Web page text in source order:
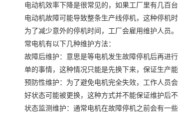
电动机效率下降是很常见的，如果工厂里有几百
电动机故障可能导致整条生产线停机，这种停机时
为了减少意外的停机时间，工厂会雇用维护人员
常电机有以下几种维护方法：
故障后维护：意思是等电机发生故障停机后再进
单的事情，这种情况只能是先换下来，保证生产能
预防性维护：为了避免电机完全失效，工作人员
好状态可能被更换，这种方式并不能保证维护后不
状态监测维护：通常电机在故障停机之前会有一